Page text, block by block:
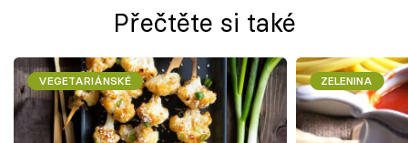
Přečtěte si také
VEGETARIÁNSKÉ ZELENINA